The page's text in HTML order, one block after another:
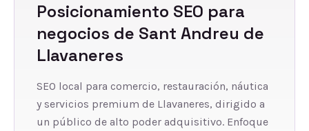
Posicionamiento SEO para
negocios de Sant Andreu de
Llavaneres
SEO local para comercio, restauración, náutica
y servicios premium de Llavaneres, dirigido a
un público de alto poder adquisitivo. Enfoque